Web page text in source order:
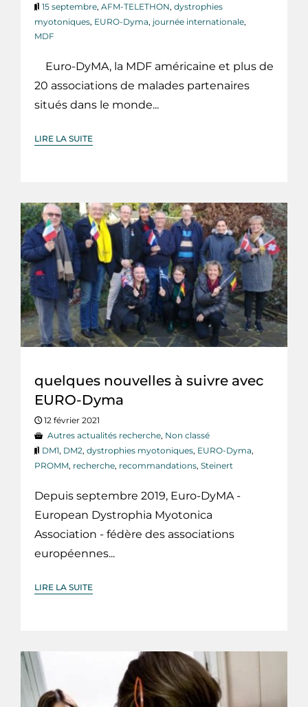
15 septembre, AFM-TELETHON, dystrophies
myotoniques, EURO-Dyma, journée internationale,
MDF
Euro-DyMA, la MDF américaine et plus de
20 associations de malades partenaires
situés dans le monde...
LIRE LA SUITE
quelques nouvelles à suivre avec
EURO-Dyma
12 février 2021
Autres actualités recherche, Non classé
DM1, DM2, dystrophies myotoniques, EURO-Dyma,
PROMM, recherche, recommandations, Steinert
Depuis septembre 2019, Euro-DyMA -
European Dystrophia Myotonica
Association - fédère des associations
européennes...
LIRE LA SUITE